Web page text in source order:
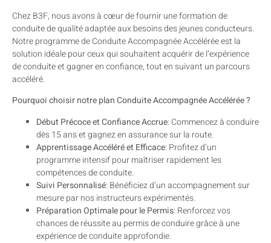
Chez B3F, nous avons à cœur de fournir une formation de
conduite de qualité adaptée aux besoins des jeunes conducteurs.
Notre programme de Conduite Accompagnée Accélérée est la
solution idéale pour ceux qui souhaitent acquérir de l’expérience
de conduite et gagner en confiance, tout en suivant un parcours
accéléré.
Pourquoi choisir notre plan Conduite Accompagnée Accélérée ?
Début Précoce et Confiance Accrue: Commencez à conduire
dès 15 ans et gagnez en assurance sur la route.
Apprentissage Accéléré et Efficace: Profitez d’un
programme intensif pour maîtriser rapidement les
compétences de conduite.
Suivi Personnalisé: Bénéficiez d’un accompagnement sur
mesure par nos instructeurs expérimentés.
Préparation Optimale pour le Permis: Renforcez vos
chances de réussite au permis de conduire grâce à une
expérience de conduite approfondie.